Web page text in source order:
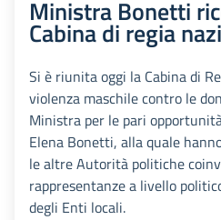
Ministra Bonetti
Cabina di regia
Si è riunita oggi la Cabina di
violenza maschile contro le
Ministra per le pari
Elena Bonetti, alla quale
le altre Autorità politiche
rappresentanze a livello
degli Enti locali.